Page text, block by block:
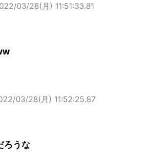
03/28(月) 11:51:33.81
03/28(月) 11:52:25.87
ろうな